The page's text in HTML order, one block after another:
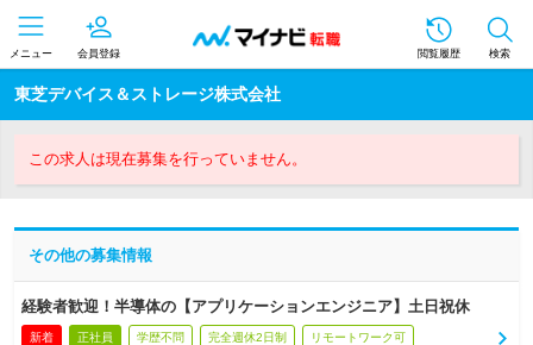
メニュー 会員登録 閲覧履歴 検索
東芝デバイス＆ストレージ株式会社
この求人は現在募集を行っていません。
その他の募集情報
経験者歓迎！半導体の【アプリケーションエンジニア】土日祝休
新着 正社員 学歴不問 完全週休2日制 リモートワーク可